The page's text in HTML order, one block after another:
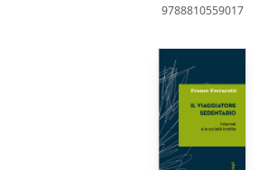
9788810559017